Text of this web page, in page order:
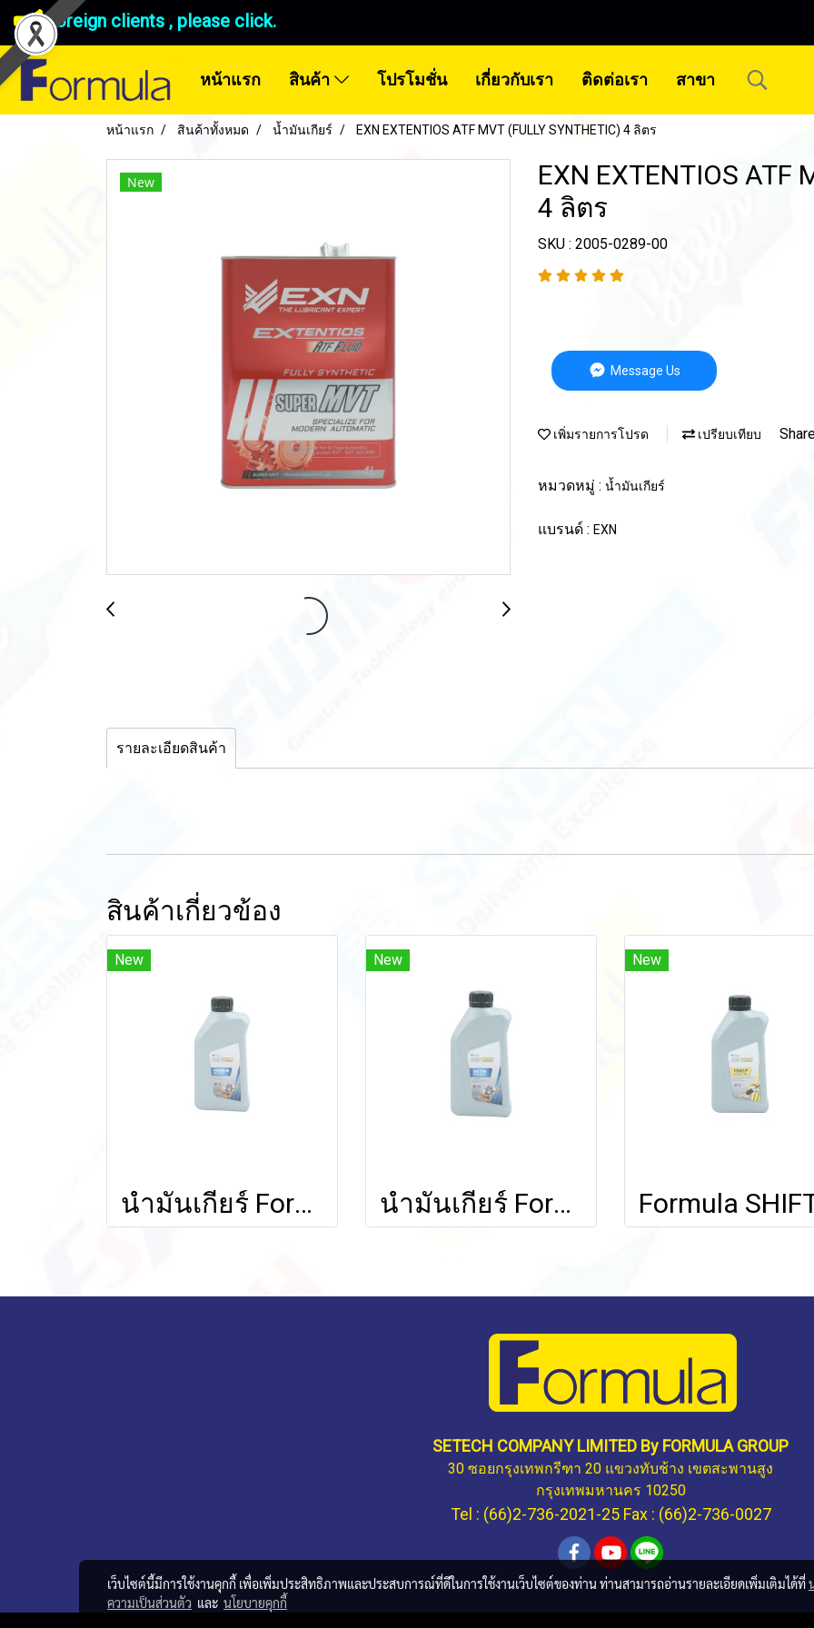
Foreign clients , please click.
หน้าแรก สินค้า โปรโมชั่น เกี่ยวกับเรา ติดต่อเรา สาขา
หน้าแรก สินค้าทั้งหมด น้ำมันเกียร์ EXN EXTENTIOS ATF MVT (FULLY SYNTHETIC) 4 ลิตร
New
EXN EXTENTIOS ATF
4 ลิตร
SKU : 2005-0289-00
Message Us
เพิ่มรายการโปรด เปรียบเทียบ
หมวดหมู่ : น้ำมันเกียร์
แบรนด์ : EXN
รายละเอียดสินค้า
สินค้าเกี่ยวข้อง
New
น้ำมันเกียร์ Formula SHIFTECH MTF+LSD 80W-90 (Semi Syn) 1 ลิตร
New
น้ำมันเกียร์ Formula SHIFTECH MTF 75W (Fully Syn) 1 ลิตร
New
SETECH COMPANY LIMITED By FORMULA GROUP
30 ซอยกรุงเทพกรีฑา 20 แขวงทับช้าง เขตสะพานสูง
กรุงเทพมหานคร 10250
Tel : (66)2-736-2021-25 Fax : (66)2-736-0027
เว็บไซต์นี้มีการใช้งานคุกกี้ เพื่อเพิ่มประสิทธิภาพและประสบการณ์ที่ดีในการใช้งานเว็บไซต์ของท่าน ท่านสามารถอ่านรายละเอียดเพิ่มเติมได้ที่
ความเป็นส่วนตัว และ นโยบายคุกกี้